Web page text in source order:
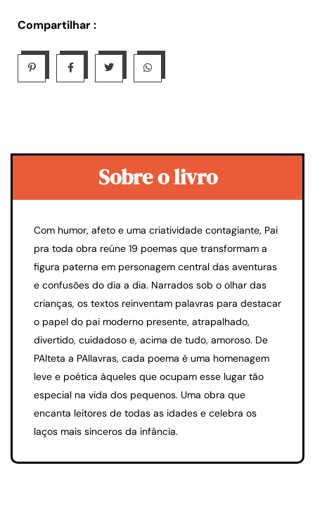
Compartilhar :
Sobre o livro
Com humor, afeto e uma criatividade contagiante, Pai
pra toda obra reúne 19 poemas que transformam a
figura paterna em personagem central das aventuras
e confusões do dia a dia. Narrados sob o olhar das
crianças, os textos reinventam palavras para destacar
o papel do pai moderno presente, atrapalhado,
divertido, cuidadoso e, acima de tudo, amoroso. De
PAlteta a PAllavras, cada poema é uma homenagem
leve e poética àqueles que ocupam esse lugar tão
especial na vida dos pequenos. Uma obra que
encanta leitores de todas as idades e celebra os
laços mais sinceros da infância.